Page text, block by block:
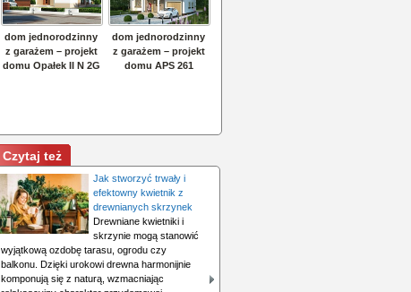
Czytaj też
Jak stworzyć trwały i
efektowny kwietnik z
drewnianych skrzynek
Drewniane kwietniki i
skrzynie mogą stanowić
wyjątkową ozdobę tarasu, ogrodu czy
balkonu. Dzięki urokowi drewna harmonijnie
komponują się z naturą, wzmacniając